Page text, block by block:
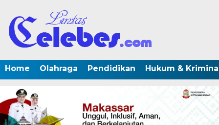
Home Olahraga Pendidikan Hukum &